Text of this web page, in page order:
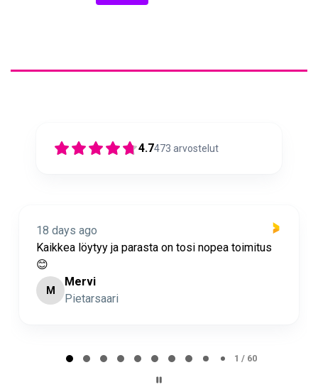
4.7473 arvostelut
18 days ago
Nopea toimitus ja super asiakaspalvelua 🩷
Minna Lehto